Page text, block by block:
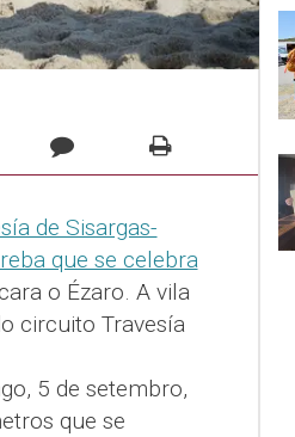
de Sisargas-
que se celebra
o Ézaro. A vila
circuito Travesía
5 de setembro,
que se